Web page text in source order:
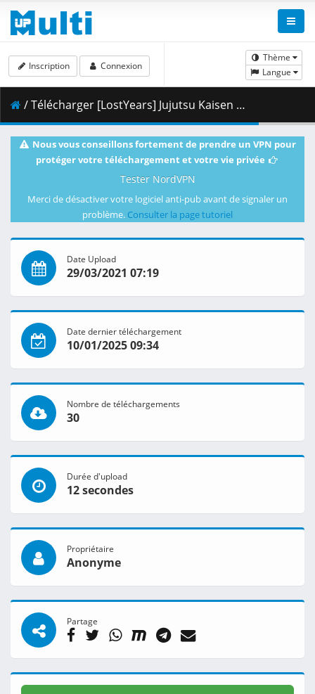
Thème
Langue
Inscription Connexion
/ Télécharger [LostYears] Jujutsu Kaisen - 12 (WEB 1080p x264 10-bit AAC) [06366512].mkv.001 ( 356.79 MB )
Nous vous conseillons fortement de prendre un VPN pour
protéger votre téléchargement et votre vie privée
Tester NordVPN
Merci de désactiver votre logiciel anti-pub avant de signaler un
problème. Consulter la page tutoriel
Date Upload
29/03/2021 07:19
Date dernier téléchargement
10/01/2025 09:34
Nombre de téléchargements
30
Durée d'upload
12 secondes
Propriétaire
Anonyme
Partage